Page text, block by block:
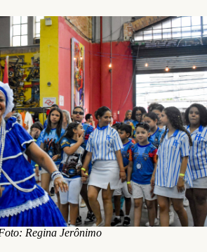
Regina Jerônimo